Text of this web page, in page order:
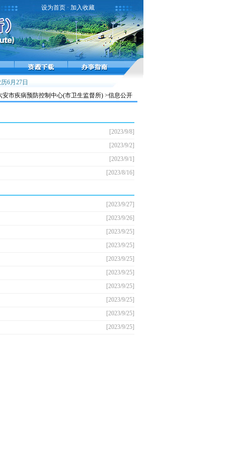
设为首页· 加入收藏
峰，接种疫苗预防流感！
6月27日
安市疾病预防控制中心(市卫生监督所) >信息公开
[2023/9/8]
[2023/9/2]
[2023/9/1]
[2023/8/16]
[2023/9/27]
[2023/9/26]
[2023/9/25]
[2023/9/25]
[2023/9/25]
[2023/9/25]
[2023/9/25]
[2023/9/25]
[2023/9/25]
[2023/9/25]